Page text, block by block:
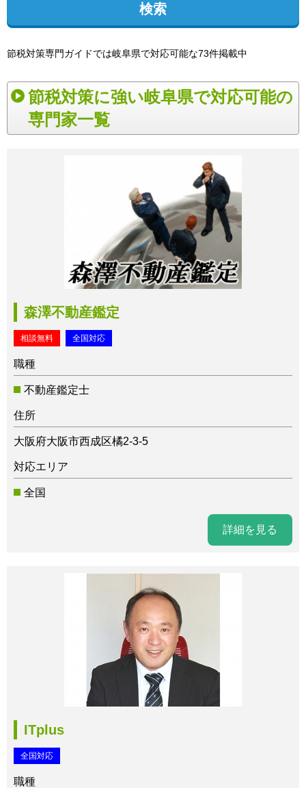
検索
節税対策専門ガイドでは岐阜県で対応可能な73件掲載中
節税対策に強い岐阜県で対応可能の
専門家一覧
森澤不動産鑑定
相談無料 全国対応
職種
不動産鑑定士
住所
大阪府大阪市西成区橘2-3-5
対応エリア
全国
詳細を見る
ITplus
全国対応
職種